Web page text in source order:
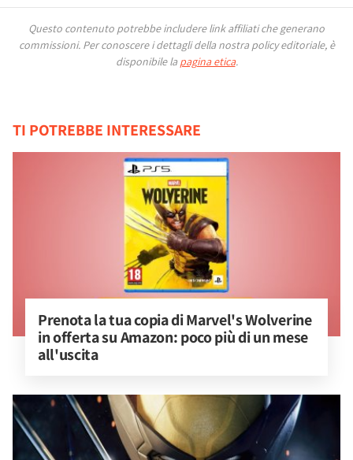
Questo contenuto potrebbe includere link affiliati che generano
commissioni. Per conoscere i dettagli della nostra policy editoriale, è
disponibile la pagina etica.
TI POTREBBE INTERESSARE
Prenota la tua copia di Marvel's Wolverine
in offerta su Amazon: poco più di un mese
all'uscita